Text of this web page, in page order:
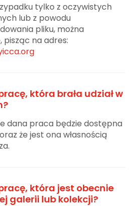
tylko z oczywistych
lub z powodu
pliku, można
pisząc na adres:
która brała udział w
dana praca będzie dostępna
że jest ona własnością
która jest obecnie
galerii lub kolekcji?